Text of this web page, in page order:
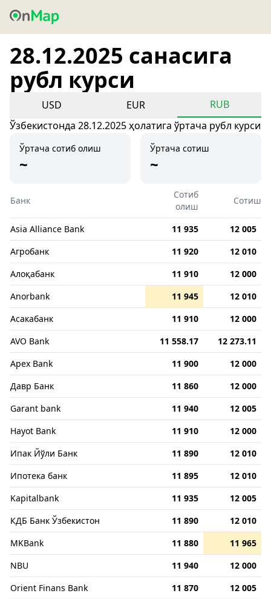
28.12.2025 санасига
рубл курси
USD EUR
RUB
Ўзбекистонда 28.12.2025 ҳолатига ўртача рубл курси
Ўртача сотиб олиш
~
Ўртача сотиш
~
Банк
Сотиб
олиш
Сотиш
Asia Alliance Bank 11 935
12 005
Агробанк
11 920
12 010
Алоқабанк
11 910
12 000
Anorbank
11 945
12 010
Асакабанк
11 910
12 000
AVO Bank
11 558.17
12 273.11
Apex Bank
11 900
12 000
Давр Банк
11 860
12 000
Garant bank
11 940
12 005
Hayot Bank
11 910
12 000
Ипак Йўли Банк
11 890
12 010
Ипотека банк
11 895
12 010
Kapitalbank
11 935
12 005
КДБ Банк Ўзбекистон
11 890
12 010
MKBank
11 880
11 965
NBU
11 940
12 000
Orient Finans Bank
11 870
12 005